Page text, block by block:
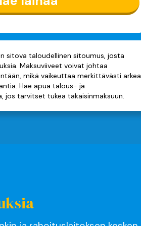
sitova taloudellinen sitoumus, josta
Maksuviiveet voivat johtaa
mikä vaikeuttaa merkittävästi arkea
Hae apua talous- ja
jos tarvitset tukea takaisinmaksuun.